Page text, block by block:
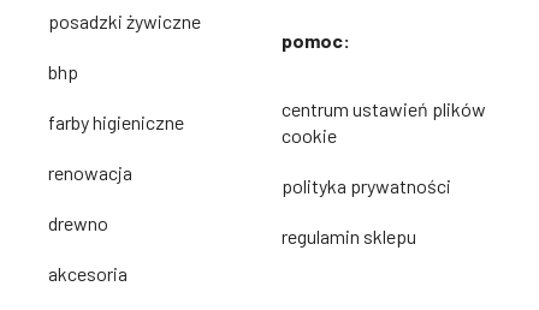
posadzki żywiczne
bhp
farby higieniczne
renowacja
drewno
akcesoria
pomoc:
centrum ustawień plików
cookie
polityka prywatności
regulamin sklepu